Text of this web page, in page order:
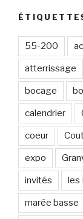
e
m
a
55-200
atterrissage
bocage
calendrier
coeur
expo
invités les
marée basse